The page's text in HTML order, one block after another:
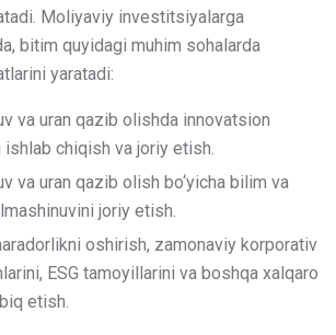
Moliyaviy investitsiyalarga
bitim quyidagi muhim sohalarda
yaratadi:
va uran qazib olishda innovatsion
chiqish va joriy etish.
va uran qazib olish bo‘yicha bilim va
joriy etish.
oshirish, zamonaviy korporativ
ESG tamoyillarini va boshqa xalqaro
etish.